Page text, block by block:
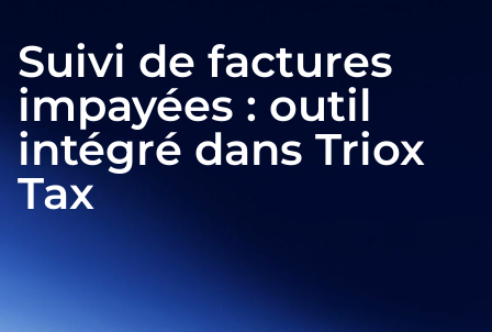
Suivi de factures
impayées : outil
intégré dans Triox
Tax